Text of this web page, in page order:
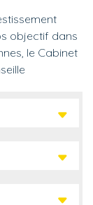
objectif dans
le Cabinet